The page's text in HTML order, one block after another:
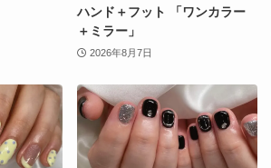
ハンド＋フット 「ワンカラー
＋ミラー」
2026年8月7日